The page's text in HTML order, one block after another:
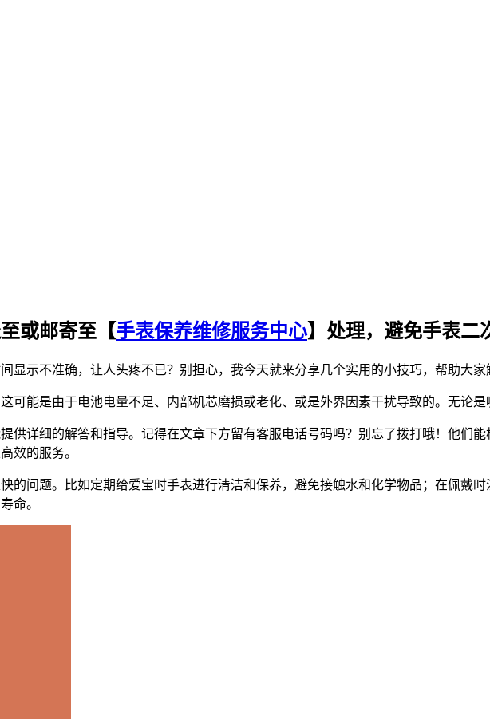
或邮寄至【手表保养维修服务中心】处理，避免手表二
显示不准确，让人头疼不已？别担心，我今天就来分享几个实用的小技巧，帮助大家
可能是由于电池电量不足、内部机芯磨损或老化、或是外界因素干扰导致的。无论是
供详细的解答和指导。记得在文章下方留有客服电话号码吗？别忘了拨打哦！他们
效的服务。
的问题。比如定期给爱宝时手表进行清洁和保养，避免接触水和化学物品；在佩戴
命。